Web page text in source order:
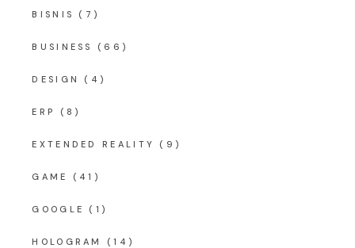
BISNIS (7)
BUSINESS (66)
DESIGN (4)
ERP (8)
EXTENDED REALITY (9)
GAME (41)
GOOGLE (1)
HOLOGRAM (14)